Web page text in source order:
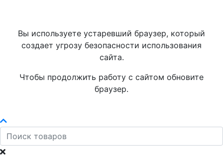
Вы используете устаревший браузер, который
создает угрозу безопасности использования
сайта.
Чтобы продолжить работу с сайтом обновите
браузер.